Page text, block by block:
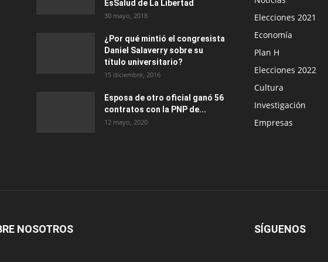
EsSalud de La Libertad
30 mayo, 2018
¿Por qué mintió el congresista
Daniel Salaverry sobre su
título universitario?
15 diciembre, 2016
Esposa de otro oficial ganó 56
contratos con la PNP de...
12 mayo, 2020
Elecciones 2021
Economía
Plan H
Elecciones 2022
Cultura
Investigación
Empresas
NOSOTROS SÍGUENOS